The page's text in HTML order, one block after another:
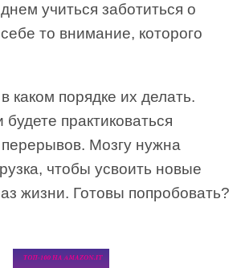
учиться заботиться о
то внимание, которого
каком порядке их делать.
практиковаться
Мозгу нужна
чтобы усвоить новые
жизни. Готовы попробовать?